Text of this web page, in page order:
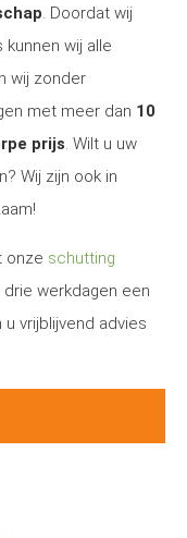
. Doordat wij
wij alle
wij zonder
met meer dan 10
prijs. Wilt u uw
Wij zijn ook in
onze schutting
werkdagen een
vrijblijvend advies